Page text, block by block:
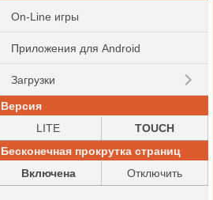
On-Line игры
Приложения для Android
Загрузки
Версия
LITE
TOUCH
Бесконечная прокрутка страниц
Включена
Отключить